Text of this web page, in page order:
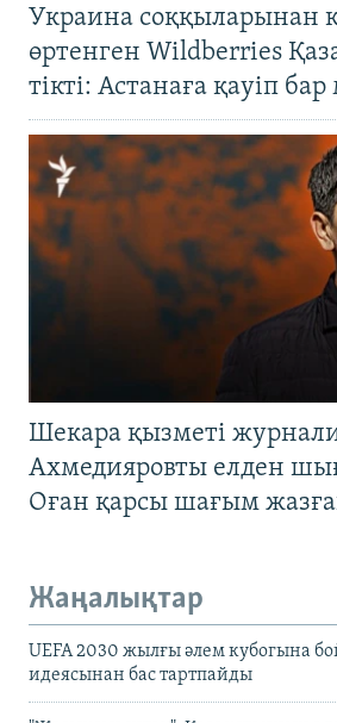
Украина соққыларынан
өртенген Wildberries
тікті: Астанаға қауіп бар
Шекара қызметі
Ахмедияровты елден
Оған қарсы шағым
Жаңалықтар
UEFA 2030 жылғы әлем кубогына
идеясынан бас тартпайды